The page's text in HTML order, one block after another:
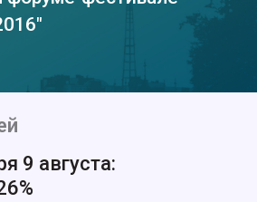
9 августа: